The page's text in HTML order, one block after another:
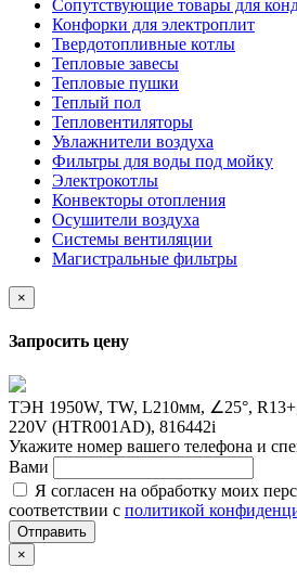
Сопутствующие товары для
Конфорки для электроплит
Твердотопливные котлы
Тепловые завесы
Тепловые пушки
Теплый пол
Тепловентиляторы
Увлажнители воздуха
Фильтры для воды под мойку
Электрокотлы
Конвекторы отопления
Осушители воздуха
Системы вентиляции
Магистральные фильтры
×
Запросить цену
ТЭН 1950W, TW, L210мм, ∠25°,
220V (HTR001AD), 816442i
Укажите номер вашего телефона и
Вами
Я согласен на обработку моих
соответствии с политикой
Отправить
×